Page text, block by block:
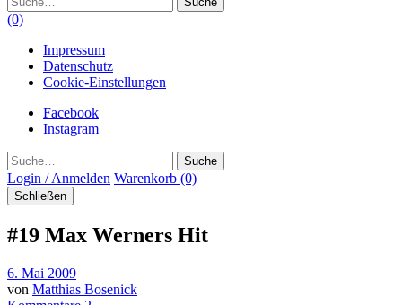
(0)
Impressum
Datenschutz
Cookie-Einstellungen
Facebook
Instagram
Suche
Login / Anmelden Warenkorb (0)
Schließen
#19 Max Werners Hit
6. Mai 2009
von Matthias Bosenick